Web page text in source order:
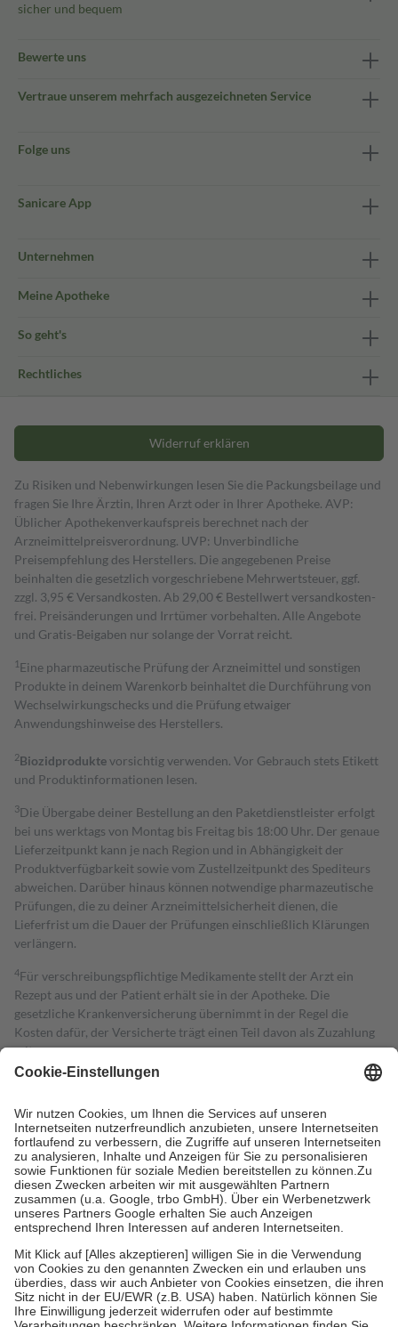
sicher und bequem
Bewerte uns
Vertraue unserem mehrfach ausgezeichneten Service
Folge uns
Sanicare App
Unternehmen
Meine Apotheke
So geht's
Rechtliches
Widerruf erklären
Zu Risiken und Nebenwirkungen lesen Sie die Packungsbeilage und
fragen Sie Ihre Ärztin, Ihren Arzt oder in Ihrer Apotheke. AVP:
Üblicher Apothekenverkaufspreis berechnet nach der
Arzneimittelpreisverordnung. UVP: Unverbindliche
Preisempfehlung des Herstellers. Die angegebenen Preise
beinhalten die gesetzlich vorgeschriebene Mehrwertsteuer, ggf.
zzgl. 3,95 € Versandkosten. Ab 29,00 € Bestell­wert versand­kosten­
frei. Preisänderungen und Irrtümer vorbehalten. Alle Angebote
und Gratis-Beigaben nur solange der Vorrat reicht.
1 Eine pharmazeutische Prüfung der Arzneimittel und sonstigen
Produkte in deinem Warenkorb beinhaltet die Durchführung von
Wechselwirkungschecks und die Prüfung etwaiger
Anwendungshinweise des Herstellers.
2Biozidproduktevorsichtig verwenden. Vor Gebrauch stets Etikett
und Produktinformationen lesen.
3Die Übergabe deiner Bestellung an den Paketdienstleister erfolgt
bei uns werktags von Montag bis Freitag bis 18:00 Uhr. Der genaue
Lieferzeitpunkt kann je nach Region und in Abhängigkeit der
Produktverfügbarkeit sowie vom Zustellzeitpunkt des Spediteurs
abweichen. Darüber hinaus können notwendige pharmazeutische
Prüfungen, die zu deiner Arzneimittelsicherheit dienen, die
Lieferfrist um die Dauer der Prüfungen einschließlich Klärungen
verlängern.
4Für verschreibungspflichtige Medikamente stellt der Arzt ein
Rezept aus und der Patient erhält sie in der Apotheke. Die
gesetzliche Krankenversicherung übernimmt in der Regel die
Kosten dafür, der Versicherte trägt einen Teil davon als Zuzahlung
mit.
Grundsätzlich leisten Mitglieder Zuzahlungen in Höhe von zehn
höchstens zehn Euro.
Es sind jedoch nie mehr als die tatsächlichen
Kosten der Leistung zu entrichten.
Diese Regeln gelten grundsätzlich auch für Online-Apotheken.
Bei Heilmitteln und häuslicher Krankenpflege beträgt die
Zuzahlung zehn Prozent der Kosten sowie zehn Euro je
Verordnung.
Um das Engagement der Versicherten für ihre eigene Gesundheit zu
stärken und die besondere Stellung der Familie zu unterstützen,
fallenkeine Zuzahlungenan bei:
• Kindern und Jugendlichen bis zum vollendeten 18. Lebensjahr
mit Ausnahme der Fahrkosten
• Untersuchungen zur Vorsorge und Früherkennung, die von der